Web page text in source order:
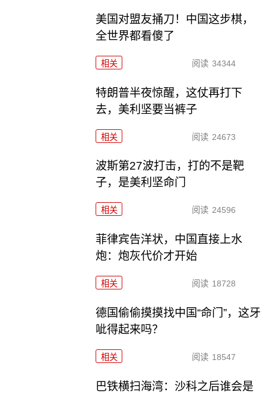
美国对盟友捅刀！中国这步棋，
全世界都看傻了
相关 阅读 34344
特朗普半夜惊醒，这仗再打下
去，美利坚要当裤子
相关 阅读 24673
波斯第27波打击，打的不是靶
子，是美利坚命门
相关 阅读 24596
菲律宾告洋状，中国直接上水
炮：炮灰代价才开始
相关 阅读 18728
德国偷偷摸摸找中国“命门”，这牙
呲得起来吗？
相关 阅读 18547
巴铁横扫海湾：沙科之后谁会是